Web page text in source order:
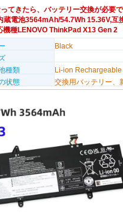
てきたら、バッテリー交換が必要
電池3564mAh/54.7Wh 15.36V,互
種LENOVO ThinkPad X13 Gen 2
Black
種類
Li-ion Rechargeable
状態 交換用バッテリー、